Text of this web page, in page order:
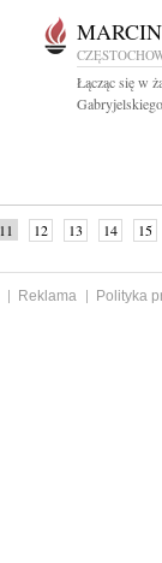
Łącząc się w
11 12 13 14 15
Reklama
Polityka